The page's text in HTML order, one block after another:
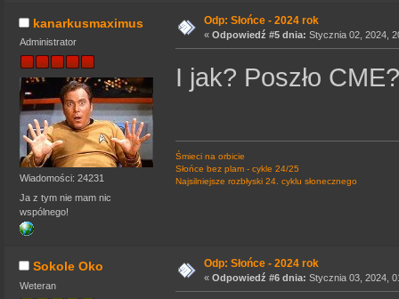
kanarkusmaximus
Administrator
Wiadomości: 24231
Ja z tym nie mam nic
wspólnego!
Odp: Słońce - 2024 rok
« Odpowiedź #5 dnia: Stycznia 02, 2024,
I jak? Poszło CME?
Śmieci na orbicie
Słońce bez plam - cykle 24/25
Najsilniejsze rozbłyski 24. cyklu słonecznego
Sokole Oko
Weteran
Odp: Słońce - 2024 rok
« Odpowiedź #6 dnia: Stycznia 03, 2024,